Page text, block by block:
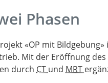
Phasen
«OP mit
Mit der Eröffnung
durch CT und MRT